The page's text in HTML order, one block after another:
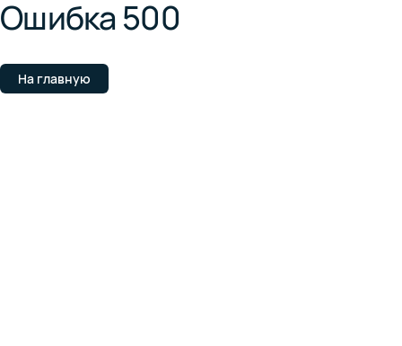
Ошибка 500
На главную